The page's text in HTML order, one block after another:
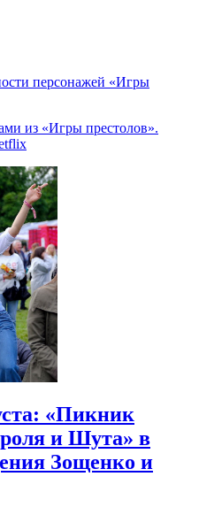
персонажей «Игры
из «Игры престолов».
«Пикник
и Шута» в
Зощенко и